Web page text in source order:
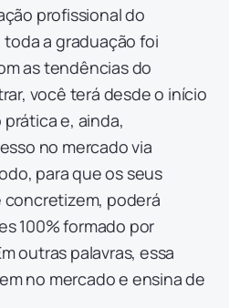
profissional do
toda a graduação foi
as tendências do
você terá desde o início
e, ainda,
no mercado via
para que os seus
poderá
100% formado por
outras palavras, essa
no mercado e ensina de